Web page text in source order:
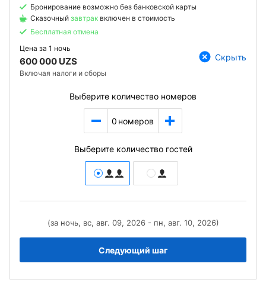
Бронирование возможно без банковской карты
Сказочный завтрак включен в стоимость
Бесплатная отмена
Цена за 1 ночь
600 000 UZS
Включая налоги и сборы
Скрыть
Выберите количество номеров
0 номеров
Выберите количество гостей
(за ночь, вс, авг. 09, 2026 - пн, авг. 10, 2026)
Следующий шаг